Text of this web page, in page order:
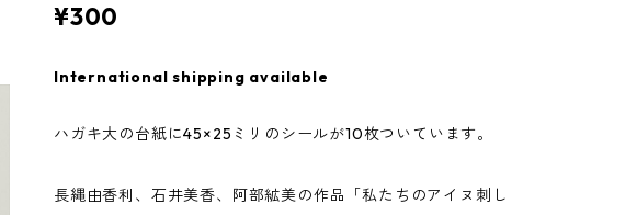
¥300
International shipping available
ハガキ大の台紙に45×25ミリのシールが10枚ついています。
長縄由香利、石井美香、阿部絋美の作品「私たちのアイヌ刺し